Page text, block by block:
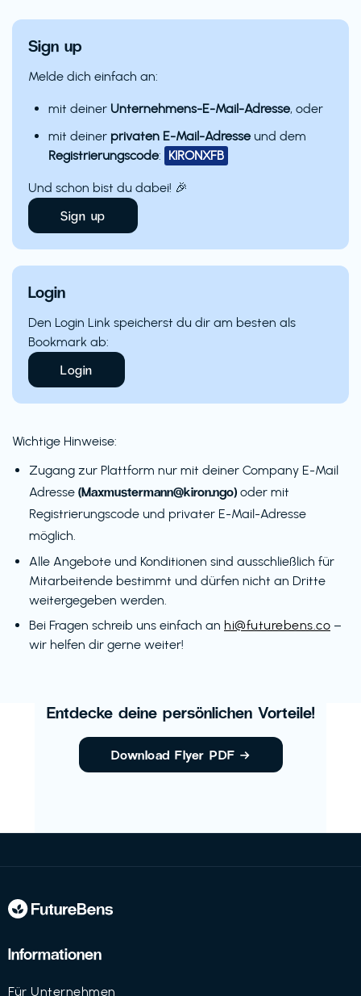
Sign up
Melde dich einfach an:
mit deiner Unternehmens-E-Mail-Adresse, oder
mit deiner privaten E-Mail-Adresse und dem
Registrierungscode: KIRONXFB
Und schon bist du dabei! 🎉
Sign up
Login
Den Login Link speicherst du dir am besten als
Bookmark ab:
Login
Wichtige Hinweise:
Zugang zur Plattform nur mit deiner Company E-Mail
Adresse (Maxmustermann@kiron.ngo) oder mit
Registrierungscode und privater E-Mail-Adresse
möglich.
Alle Angebote und Konditionen sind ausschließlich für
Mitarbeitende bestimmt und dürfen nicht an Dritte
weitergegeben werden.
Bei Fragen schreib uns einfach an hi@futurebens.co –
wir helfen dir gerne weiter!
Entdecke deine persönlichen Vorteile!
Download Flyer PDF →
Informationen
Für Unternehmen